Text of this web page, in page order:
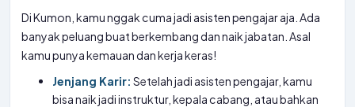
Di Kumon, kamu nggak cuma jadi asisten pengajar aja. Ada
banyak peluang buat berkembang dan naik jabatan. Asal
kamu punya kemauan dan kerja keras!
Jenjang Karir: Setelah jadi asisten pengajar, kamu
bisa naik jadi instruktur, kepala cabang, atau bahkan